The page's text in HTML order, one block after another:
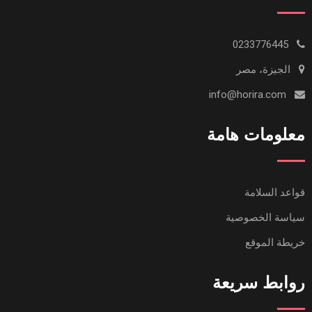
الجيزة، مصر
معلومات هامة
قواعد السلامة
سياسة الخصوصية
خريطة الموقع
روابط سريعة